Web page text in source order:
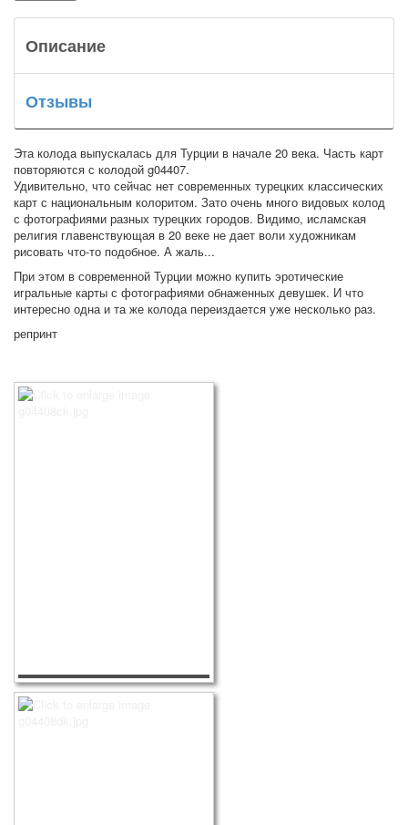
Описание
Отзывы
Эта колода выпускалась для Турции в начале 20 века. Часть карт
повторяются с колодой g04407.
Удивительно, что сейчас нет современных турецких классических
карт с национальным колоритом. Зато очень много видовых колод
с фотографиями разных турецких городов. Видимо, исламская
религия главенствующая в 20 веке не дает воли художникам
рисовать что-то подобное. А жаль...
При этом в современной Турции можно купить эротические
игральные карты с фотографиями обнаженных девушек. И что
интересно одна и та же колода переиздается уже несколько раз.
репринт